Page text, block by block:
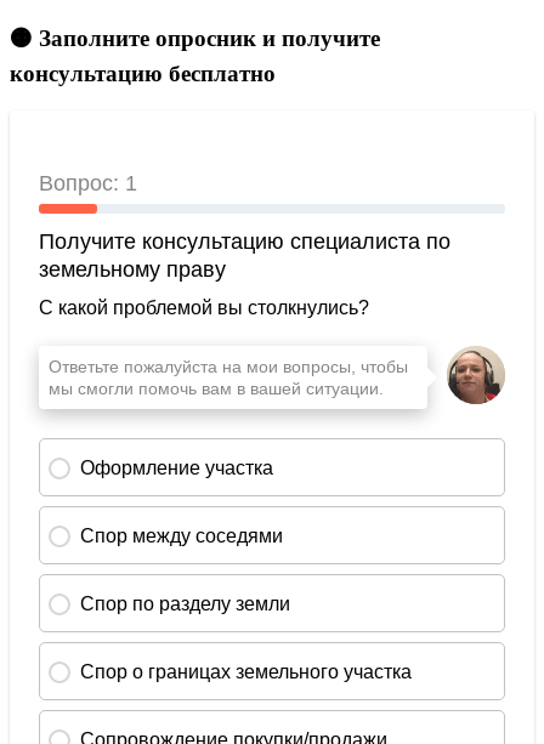
🟠 Заполните опросник и получите
консультацию бесплатно